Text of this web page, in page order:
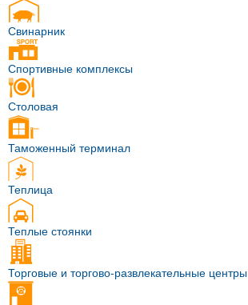
Свинарник
Спортивные комплексы
Столовая
Таможенный терминал
Теплица
Теплые стоянки
Торговые и торгово-развлекательные центры